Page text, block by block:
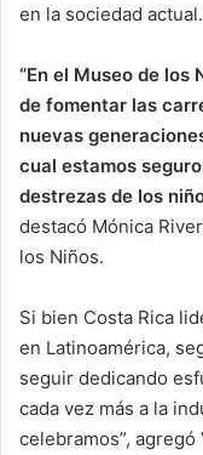
en la sociedad actual.
“En el Museo de los
de fomentar las
nuevas
cual estamos
destrezas de los
destacó Mónica
los Niños.
Si bien Costa Rica
en Latinoamérica,
seguir dedicando
cada vez más a la
celebramos”,